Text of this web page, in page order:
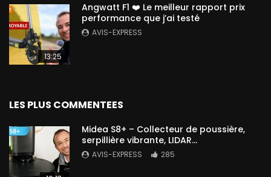
13:25
Angwatt F1 ❤️ Le meilleur rapport prix
performance que j’ai testé
AVIS-EXPRESS
LES PLUS COMMENTEES
Midea S8+ – Collecteur de poussière,
serpillière vibrante, LIDAR…
AVIS-EXPRESS 285